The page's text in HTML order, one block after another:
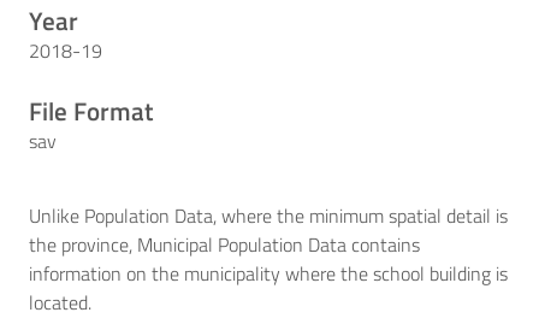
Year
2018-19
File Format
sav
Unlike Population Data, where the minimum spatial detail is
the province, Municipal Population Data contains
information on the municipality where the school building is
located.